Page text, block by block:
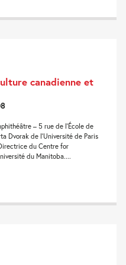
canadienne et
– 5 rue de l’École de
Dvorak de l’Université de Paris
du Centre for
du Manitoba....